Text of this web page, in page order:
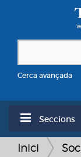
Cerca avançada
Seccions
Inici